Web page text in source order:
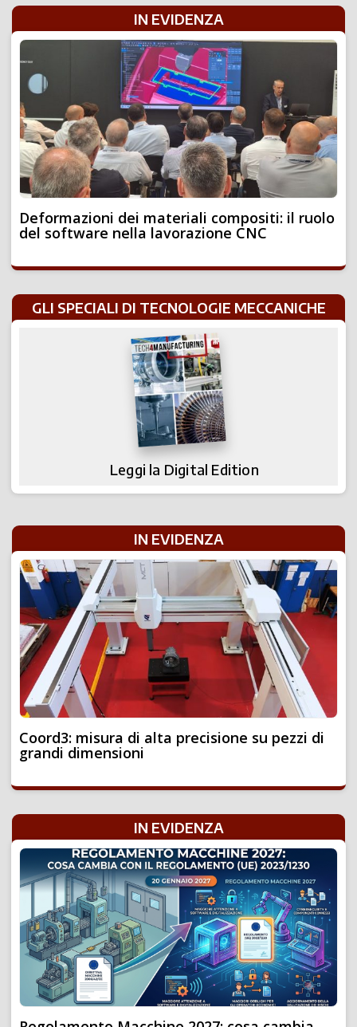
IN EVIDENZA
Deformazioni dei materiali compositi: il ruolo
del software nella lavorazione CNC
GLI SPECIALI DI TECNOLOGIE MECCANICHE
Leggi la Digital Edition
IN EVIDENZA
Coord3: misura di alta precisione su pezzi di
grandi dimensioni
IN EVIDENZA